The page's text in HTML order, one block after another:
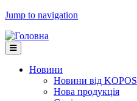
Jump to navigation
Новини
Новини від KOPOS
Нова продукція